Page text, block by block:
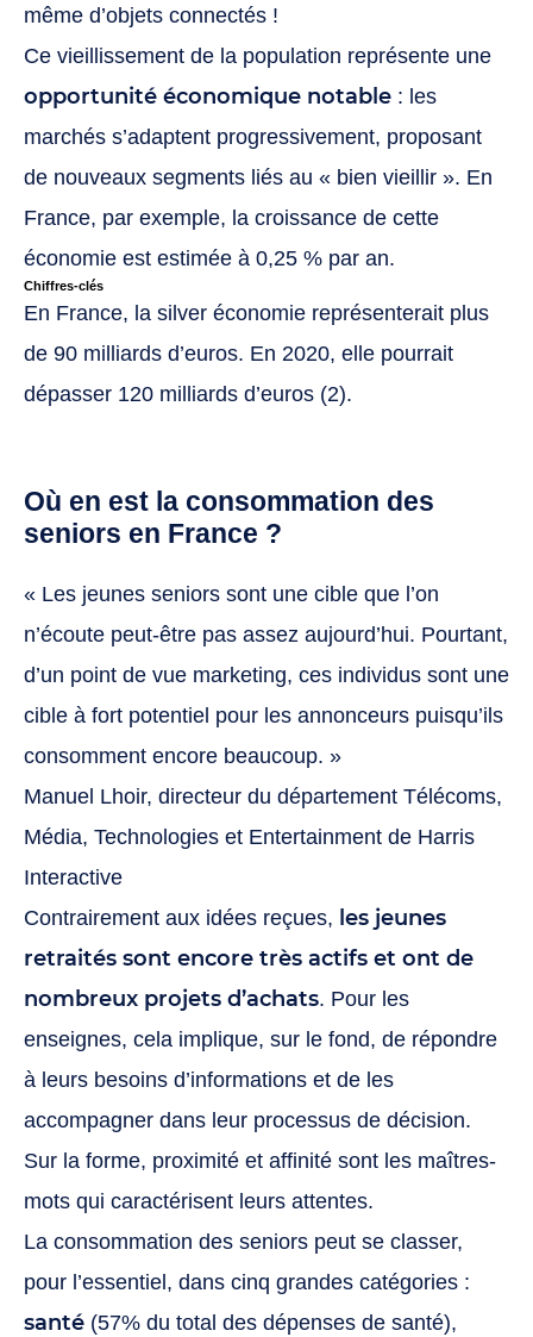
même d’objets connectés !
Ce vieillissement de la population représente une
opportunité économique notable : les
marchés s’adaptent progressivement, proposant
de nouveaux segments liés au « bien vieillir ». En
France, par exemple, la croissance de cette
économie est estimée à 0,25 % par an.
Chiffres-clés
En France, la silver économie représenterait plus
de 90 milliards d’euros. En 2020, elle pourrait
dépasser 120 milliards d’euros (2).
Où en est la consommation des
seniors en France ?
« Les jeunes seniors sont une cible que l’on
n’écoute peut-être pas assez aujourd’hui. Pourtant,
d’un point de vue marketing, ces individus sont une
cible à fort potentiel pour les annonceurs puisqu’ils
consomment encore beaucoup. »
Manuel Lhoir, directeur du département Télécoms,
Média, Technologies et Entertainment de Harris
Interactive
Contrairement aux idées reçues, les jeunes
retraités sont encore très actifs et ont de
nombreux projets d’achats. Pour les
enseignes, cela implique, sur le fond, de répondre
à leurs besoins d’informations et de les
accompagner dans leur processus de décision.
Sur la forme, proximité et affinité sont les maîtres-
mots qui caractérisent leurs attentes.
La consommation des seniors peut se classer,
pour l’essentiel, dans cinq grandes catégories :
santé (57% du total des dépenses de santé),